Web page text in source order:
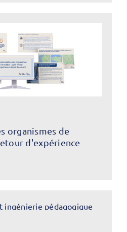
organismes de
d'expérience